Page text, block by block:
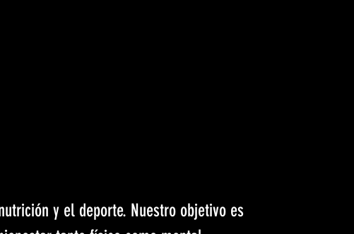
y el deporte. Nuestro objetivo es